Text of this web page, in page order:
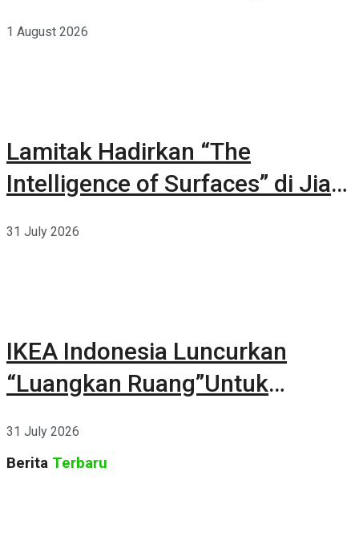
1 August 2026
Lamitak Hadirkan “The
Intelligence of Surfaces” di Jia
31 July 2026
IKEA Indonesia Luncurkan
“Luangkan Ruang”Untuk
31 July 2026
Berita Terbaru